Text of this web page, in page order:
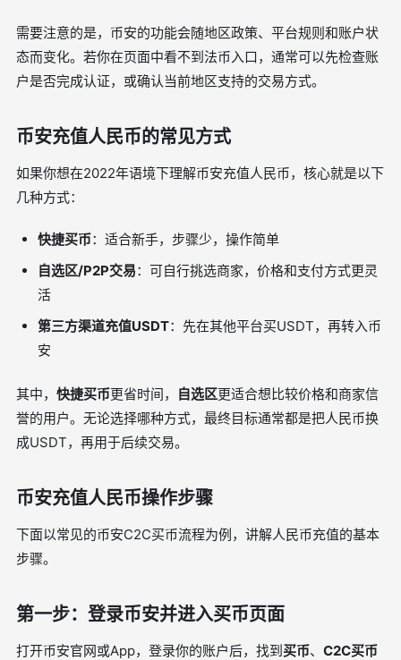
需要注意的是，币安的功能会随地区政策、平台规则和账户状
态而变化。若你在页面中看不到法币入口，通常可以先检查账
户是否完成认证，或确认当前地区支持的交易方式。
币安充值人民币的常见方式
如果你想在2022年语境下理解币安充值人民币，核心就是以下
几种方式：
快捷买币：适合新手，步骤少，操作简单
自选区/P2P交易：可自行挑选商家，价格和支付方式更灵
活
第三方渠道充值USDT：先在其他平台买USDT，再转入币
安
其中， 快捷买币更省时间， 自选区更适合想比较价格和商家信
誉的用户。无论选择哪种方式，最终目标通常都是把人民币换
成USDT，再用于后续交易。
币安充值人民币操作步骤
下面以常见的币安C2C买币流程为例，讲解人民币充值的基本
步骤。
第一步：登录币安并进入买币页面
打开币安官网或App，登录你的账户后，找到买币、 C2C买币